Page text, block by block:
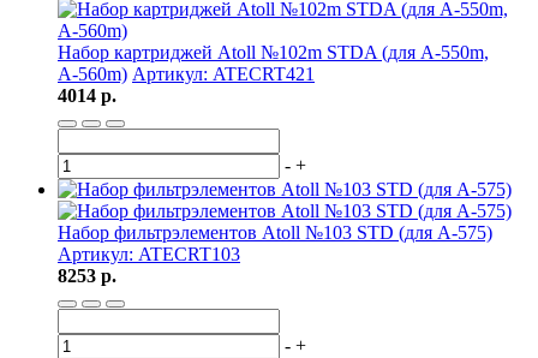
Набор картриджей Atoll №102m STDA (для А-550m,
А-560m) Артикул: ATECRT421
4014 р.
- +
Набор фильтрэлементов Atoll №103 STD (для A-575)
Артикул: ATECRT103
8253 р.
- +